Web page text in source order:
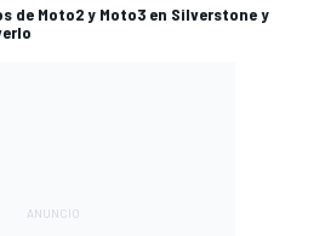
de Moto2 y Moto3 en Silverstone y